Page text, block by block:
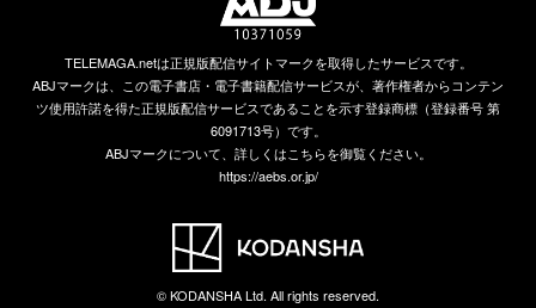
TELEMAGA.netは正規版配信サイトマークを取得したサービスです。
ABJマークは、この電子書店・電子書籍配信サービスが、著作権者からコンテン
ツ使用許諾を得た正規版配信サービスであることを示す登録商標（登録番号 第
6091713号）です。
ABJマークについて、詳しくはこちらを御覧ください。
https://aebs.or.jp/
© KODANSHA Ltd. All rights reserved.